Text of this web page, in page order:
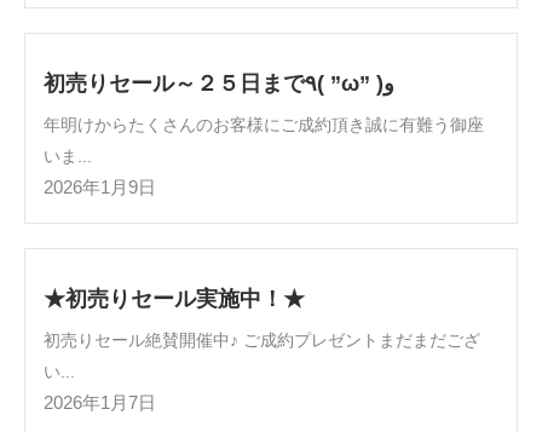
初売りセール～２５日まで٩( ”ω” )و
年明けからたくさんのお客様にご成約頂き誠に有難う御座
いま...
2026年1月9日
★初売りセール実施中！★
初売りセール絶賛開催中♪ ご成約プレゼントまだまだござ
い...
2026年1月7日